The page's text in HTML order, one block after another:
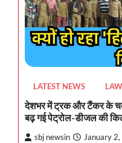
LATEST NEWS LAW
देशभर में ट्रक और टैंकर के
बढ़ गई पेट्रोल-डीजल की
sbj newsin January